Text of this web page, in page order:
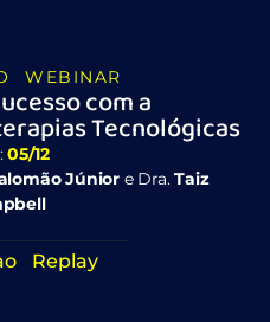
WEBINAR
com a
Tecnológicas
05/12
Júnior e Dra.Taiz
Replay